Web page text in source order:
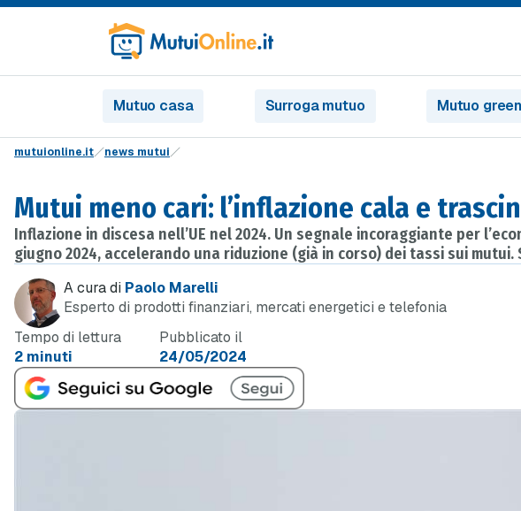
Mutuo casa Surroga mutuo Mutuo green
mutuionline.it news mutui
Mutui meno cari: l’inflazione cala e
Inflazione in discesa nell’UE nel 2024. Un segnale incoraggiante per
giugno 2024, accelerando una riduzione (già in corso) dei tassi sui
A cura di Paolo Marelli
Esperto di prodotti finanziari, mercati energetici e telefonia
Tempo di lettura
2 minuti
Pubblicato il
24/05/2024